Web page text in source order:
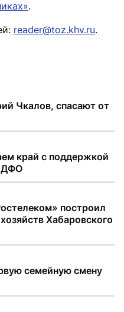
.
reader@toz.khv.ru.
Чкалов, спасают от
край с поддержкой
ДФО
построил
Хабаровского
семейную смену